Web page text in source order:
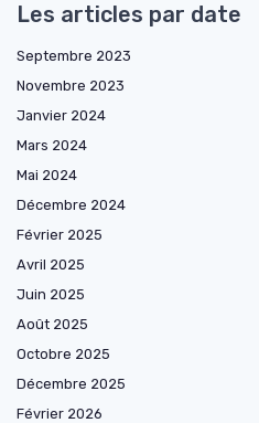
Les articles par date
Septembre 2023
Novembre 2023
Janvier 2024
Mars 2024
Mai 2024
Décembre 2024
Février 2025
Avril 2025
Juin 2025
Août 2025
Octobre 2025
Décembre 2025
Février 2026